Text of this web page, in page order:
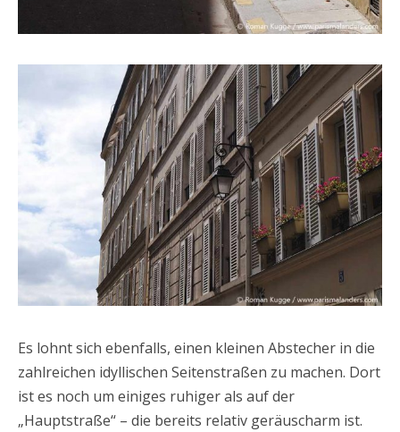
Es lohnt sich ebenfalls, einen kleinen Abstecher in die
zahlreichen idyllischen Seitenstraßen zu machen. Dort
ist es noch um einiges ruhiger als auf der
„Hauptstraße“ – die bereits relativ geräuscharm ist.